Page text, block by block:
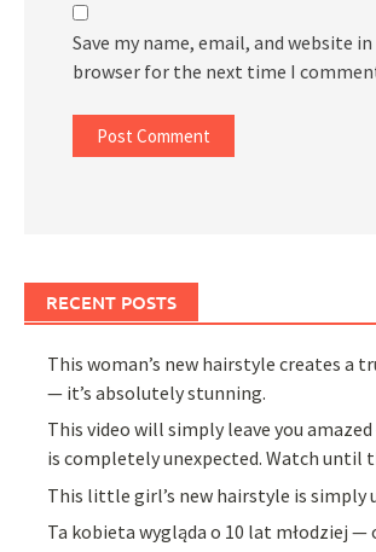
Save my name, email, and website
browser for the next time I
RECENT POSTS
This woman’s new hairstyle creates a
— it’s absolutely stunning.
This video will simply leave you
is completely unexpected. Watch until
This little girl’s new hairstyle is simply
Ta kobieta wygląda o 10 lat młodziej —